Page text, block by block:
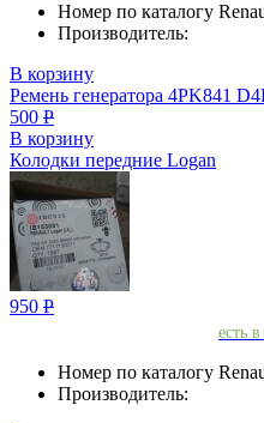
Номер по каталогу
Производитель:
В корзину
Ремень генератора 4PK841
500 Р
В корзину
Колодки передние Logan
950 Р
есть
Номер по каталогу
Производитель: